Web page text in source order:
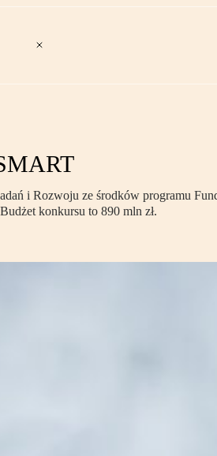
i Rozwoju ze środków programu
konkursu to 890 mln zł.